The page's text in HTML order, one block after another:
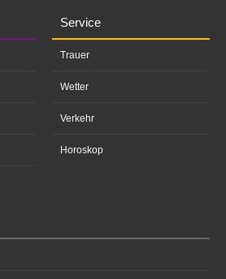
Service
Trauer
Wetter
Verkehr
Horoskop